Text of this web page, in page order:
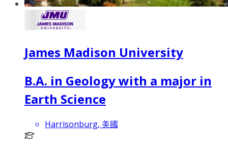
James Madison University
B.A. in Geology with a major in
Earth Science
Harrisonburg, 美國